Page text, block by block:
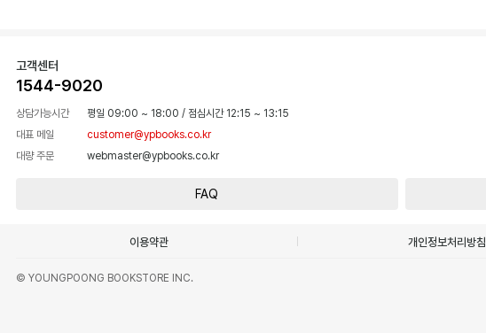
고객센터
1544-9020
상담가능시간 평일 09:00 ~ 18:00 / 점심시간 12:15 ~ 13:15
대표 메일
customer@ypbooks.co.kr
대량 주문
webmaster@ypbooks.co.kr
FAQ
이용약관 개인정보처리방침
© YOUNGPOONG BOOKSTORE INC.